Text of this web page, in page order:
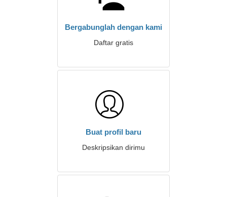
Bergabunglah dengan kami
Daftar gratis
Buat profil baru
Deskripsikan dirimu